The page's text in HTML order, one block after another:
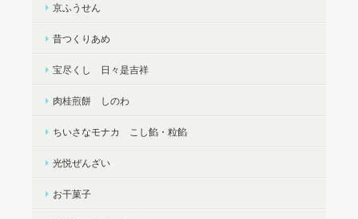
京ふうせん
昔つくりあめ
宝尽くし 日々是吉祥
肉桂煎餅 しのわ
ちいさなモナカ こし餡・粒餡
光悦ぜんざい
お干菓子